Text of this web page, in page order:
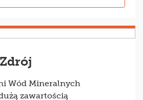
Wód Mineralnych
zawartością